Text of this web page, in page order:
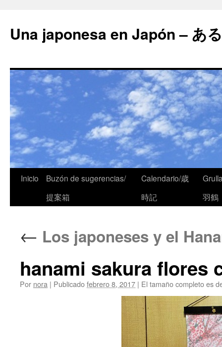
Una japonesa en Japón – あ
Inicio
Buzón de sugerencias/
提案箱
Calendario/歳
時記
羽鶴
← Los japoneses y el
hanami sakura flores
Por nora | Publicadofebrero 8, 2017 | El tamaño completo es